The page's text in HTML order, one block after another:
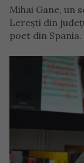
Mihai Gane, un
Lerești din
poet din Spania.